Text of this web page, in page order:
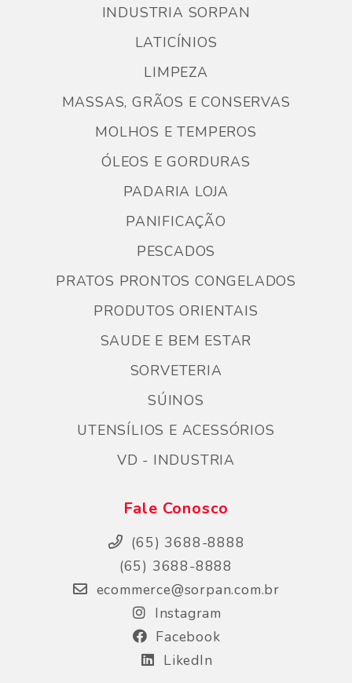
INDUSTRIA SORPAN
LATICÍNIOS
LIMPEZA
MASSAS, GRÃOS E CONSERVAS
MOLHOS E TEMPEROS
ÓLEOS E GORDURAS
PADARIA LOJA
PANIFICAÇÃO
PESCADOS
PRATOS PRONTOS CONGELADOS
PRODUTOS ORIENTAIS
SAUDE E BEM ESTAR
SORVETERIA
SÚINOS
UTENSÍLIOS E ACESSÓRIOS
VD - INDUSTRIA
Fale Conosco
(65) 3688-8888
(65) 3688-8888
ecommerce@sorpan.com.br
Instagram
Facebook
LikedIn